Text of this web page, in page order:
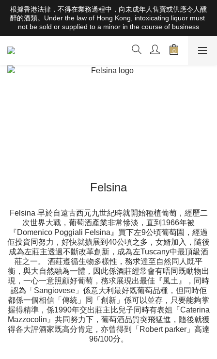
根據香港法律，不得在業務過程中，向未成年人售賣或供應令人醺
醉的酒類。Under the law of Hong Kong, intoxicating liquor must
not be sold or supplied to a minor in the course of business
根據香港法律，不得在業務過程中，向未成年人售賣或供應令人醺
醉的酒類。Under the law of Hong Kong, intoxicating liquor must
not be sold or supplied to a minor in the course of business
全店滿HK$1000 免運費（香港）； HK$2500 免運費（澳門）；
SGD800 免運費（新加坡）；TWD20,000免運費（台灣）；
Felsina
Felsina 早於自遠古西元九世紀時就開始種植葡萄，經歷二
次世界大戰，葡萄酒產業非常慘淡，直到1966年被
『Domenico Poggiali Felsina』買下左9公頃葡萄園，經過
佢投資同努力，好快就擴展到40公頃之多，女婿加入，隨後
成為左莊主透過不斷改革創新，成為左Tuscany中最頂級酒
莊之一。 酒莊遵循生物多樣性，務求達至自然同人既平
衡，與大自然融為一體，因此係酒莊經常會有唔同既動物出
現，一心一意照顧好葡萄，務求展現出最佳『風土』，同時
認為「Sangiovese」係意大利最好既葡萄品種，但同時佢
都係一個相信「傳統」同「創新」係可以並存，只要能夠掌
握得精準，係1990年交出莊主比兒子同時有表姐『Caterina
Mazzocolin』共同努力下，葡萄酒品質突飛猛進，隨後就獲
得各大評酒家既高分肯定，亦曾得到「Robert parker」高達
96/100分。